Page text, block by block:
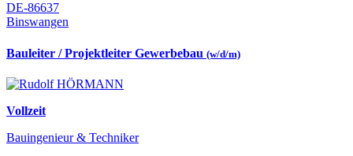
DE-86637
Binswangen
Bauleiter / Projektleiter Gewerbebau (w/d/m)
Vollzeit
Bauingenieur & Techniker